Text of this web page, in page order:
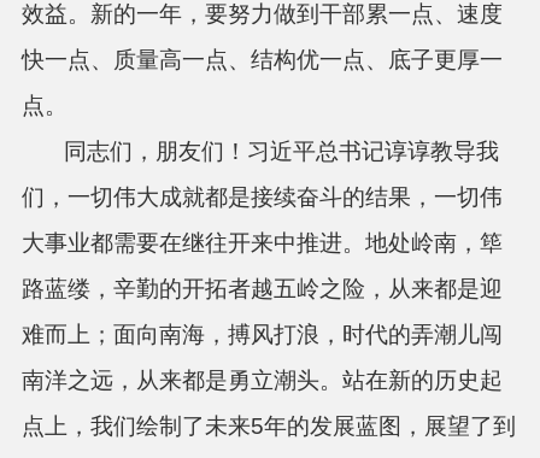
效益。新的一年，要努力做到干部累一点、速度
快一点、质量高一点、结构优一点、底子更厚一
点。
同志们，朋友们！习近平总书记谆谆教导我
们，一切伟大成就都是接续奋斗的结果，一切伟
大事业都需要在继往开来中推进。地处岭南，筚
路蓝缕，辛勤的开拓者越五岭之险，从来都是迎
难而上；面向南海，搏风打浪，时代的弄潮儿闯
南洋之远，从来都是勇立潮头。站在新的历史起
点上，我们绘制了未来5年的发展蓝图，展望了到